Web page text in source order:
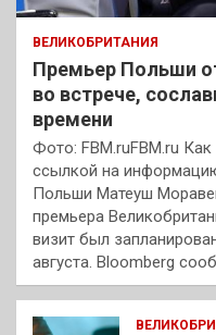
ВЕЛИКОБРИТАНИЯ
Премьер Польши
во встрече,
времени
Фото: FBM.ruFBM.ru
ссылкой на
Польши Матеуш
премьера
визит был
августа. Bloomberg